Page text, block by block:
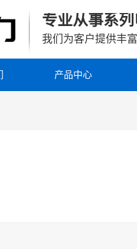
产品中心
专业从事系
我们为客户提供丰